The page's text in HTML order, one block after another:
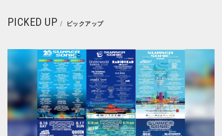
PICKED UP ピックアップ